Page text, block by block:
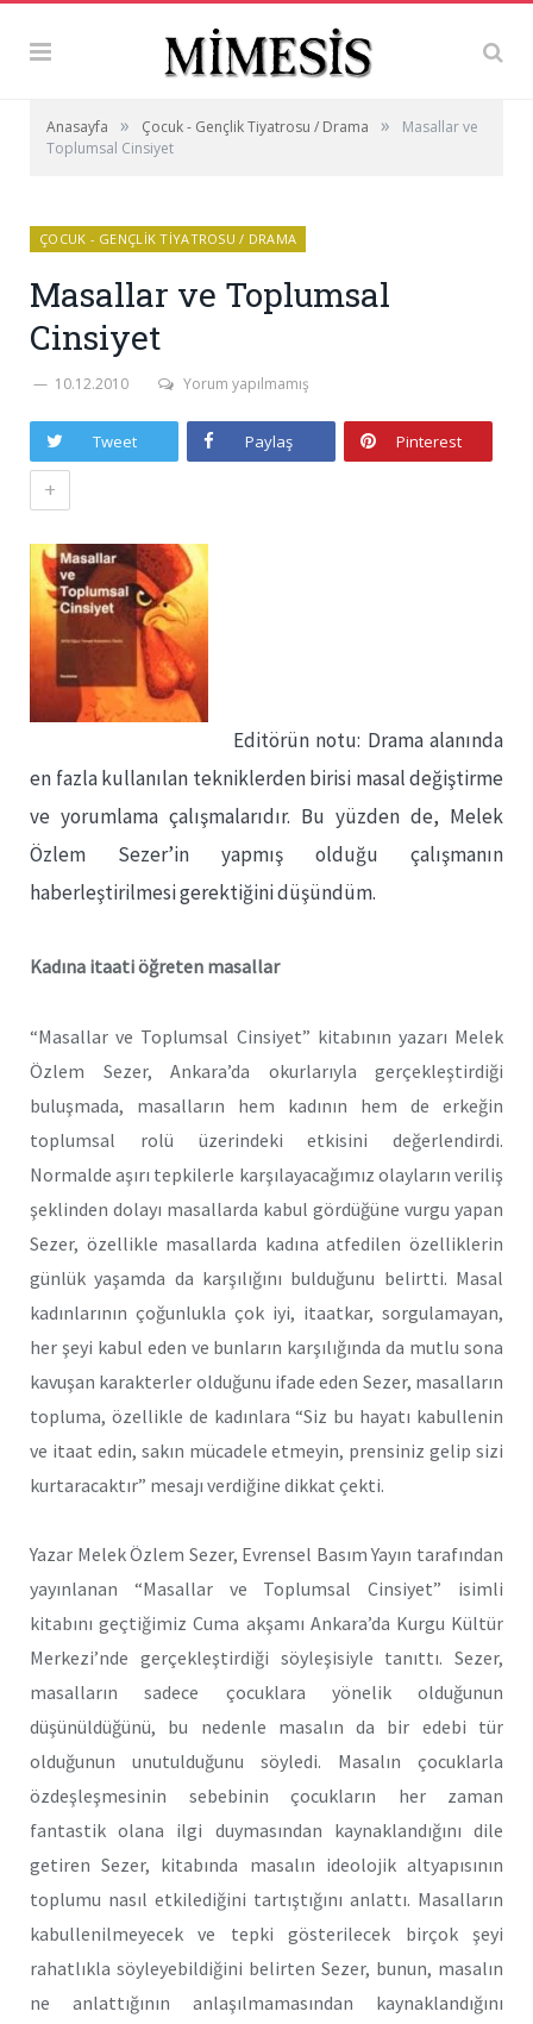
Anasayfa » Çocuk - Gençlik Tiyatrosu / Drama »
Masallar ve
Toplumsal Cinsiyet
ÇOCUK - GENÇLIK TIYATROSU / DRAMA
Masallar ve Toplumsal
Cinsiyet
10.12.2010 Yorum yapılmamış
Tweet Paylaş Pinterest
+
Editörün notu: Drama alanında
en fazla kullanılan tekniklerden birisi masal değiştirme
ve yorumlama çalışmalarıdır. Bu yüzden de, Melek
Özlem Sezer’in yapmış olduğu çalışmanın
haberleştirilmesi gerektiğini düşündüm.
Kadına itaati öğreten masallar
“Masallar ve Toplumsal Cinsiyet” kitabının yazarı Melek
Özlem Sezer, Ankara’da okurlarıyla gerçekleştirdiği
buluşmada, masalların hem kadının hem de erkeğin
toplumsal rolü üzerindeki etkisini değerlendirdi.
Normalde aşırı tepkilerle karşılayacağımız olayların veriliş
şeklinden dolayı masallarda kabul gördüğüne vurgu yapan
Sezer, özellikle masallarda kadına atfedilen özelliklerin
günlük yaşamda da karşılığını bulduğunu belirtti. Masal
kadınlarının çoğunlukla çok iyi, itaatkar, sorgulamayan,
her şeyi kabul eden ve bunların karşılığında da mutlu sona
kavuşan karakterler olduğunu ifade eden Sezer, masalların
topluma, özellikle de kadınlara “Siz bu hayatı kabullenin
ve itaat edin, sakın mücadele etmeyin, prensiniz gelip sizi
kurtaracaktır” mesajı verdiğine dikkat çekti.
Yazar Melek Özlem Sezer, Evrensel Basım Yayın tarafından
yayınlanan “Masallar ve Toplumsal Cinsiyet” isimli
kitabını geçtiğimiz Cuma akşamı Ankara’da Kurgu Kültür
Merkezi’nde gerçekleştirdiği söyleşisiyle tanıttı. Sezer,
masalların sadece çocuklara yönelik olduğunun
düşünüldüğünü, bu nedenle masalın da bir edebi tür
olduğunun unutulduğunu söyledi. Masalın çocuklarla
özdeşleşmesinin sebebinin çocukların her zaman
fantastik olana ilgi duymasından kaynaklandığını dile
getiren Sezer, kitabında masalın ideolojik altyapısının
toplumu nasıl etkilediğini tartıştığını anlattı. Masalların
kabullenilmeyecek ve tepki gösterilecek birçok şeyi
rahatlıkla söyleyebildiğini belirten Sezer, bunun, masalın
ne anlattığının anlaşılmamasından kaynaklandığını